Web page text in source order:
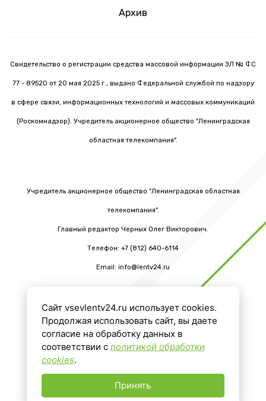
Архив
Свидетельство о регистрации средства массовой информации ЭЛ № ФС
77 - 89520 от 20 мая 2025 г., выдано Федеральной службой по надзору
в сфере связи, информационных технологий и массовых коммуникаций
(Роскомнадзор). Учредитель акционерное общество "Ленинградская
областная телекомпания".
Учредитель акционерное общество "Ленинградская областная
телекомпания".
Главный редактор Черных Олег Викторович.
Телефон: +7 (812) 640-6114
Email: info@lentv24.ru
16+
Сайт vsevlentv24.ru использует cookies.
Продолжая использовать сайт, вы даете
согласие на обработку данных в
соответствии с политикой обработки
cookies.
Принять